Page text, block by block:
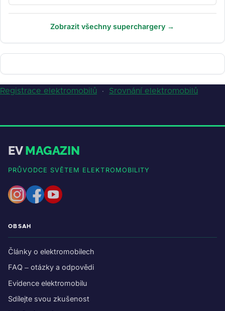
Zobrazit všechny superchargery →
Registrace elektromobilů · Srovnání elektromobilů
EVMAGAZIN
PRŮVODCE SVĚTEM ELEKTROMOBILITY
OBSAH
Články o elektromobilech
FAQ – otázky a odpovědi
Evidence elektromobilu
Sdílejte svou zkušenost